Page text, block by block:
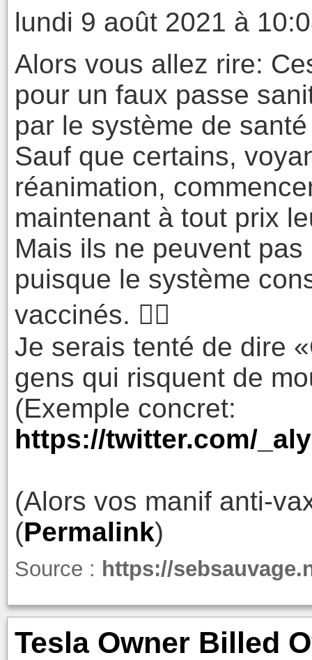
lundi 9 août 2021 à
Alors vous allez rire:
pour un faux passe
par le système de
Sauf que certains,
réanimation,
maintenant à tout prix
Mais ils ne peuvent
puisque le système
vaccinés. 🤷‍♂️
Je serais tenté de dire
gens qui risquent de
(Exemple concret:
https://twitter.com/
(Alors vos manif anti-
(Permalink)
Source : https://
Tesla Owner Billed